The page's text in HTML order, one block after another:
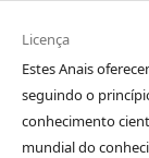
Licença
Estes Anais
seguindo o
conhecimento
mundial do